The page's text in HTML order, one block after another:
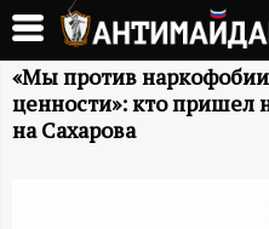
Перейти
основному
содержанию
А
Н
«Мы против
ценности»: кто пришел
на Сахарова